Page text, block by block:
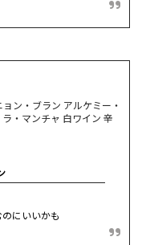
ン・ブラン アルケミー・
・マンチャ 白ワイン 辛
にいいかも